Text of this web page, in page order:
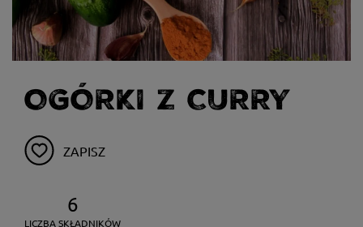
OGÓRKI Z CURRY
ZAPISZ
6
LICZBA SKŁADNIKÓW